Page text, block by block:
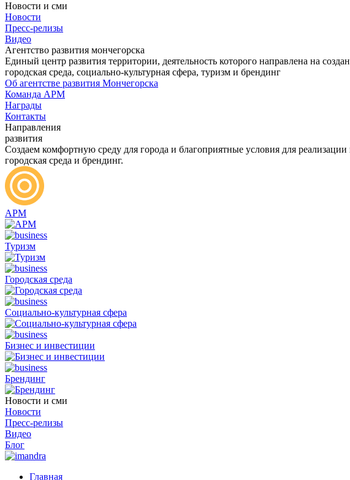
Новости и сми
Новости
Пресс-релизы
Видео
Агентство развития мончегорска
Единый центр развития территории, деятельность которого направлена на
городская среда, социально-культурная сфера, туризм и брендинг
Об агентстве развития Мончегорска
Команда АРМ
Награды
Контакты
Направления
развития
Создаем комфортную среду для города и благоприятные условия для
городская среда и брендинг.
АРМ
Туризм
Городская среда
Социально-культурная сфера
Бизнес и инвестиции
Брендинг
Новости и сми
Новости
Пресс-релизы
Видео
Блог
Главная